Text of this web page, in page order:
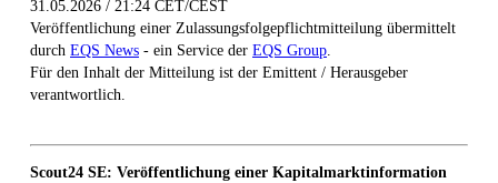
31.05.2026 / 21:24 CET/CEST
Veröffentlichung einer Zulassungsfolgepflichtmitteilung übermittelt
durch EQS News - ein Service der EQS Group
Für den Inhalt der Mitteilung ist der Emittent / Herausgeber
verantwortlich.
Scout24 SE: Veröffentlichung einer Kapitalmarktinformation